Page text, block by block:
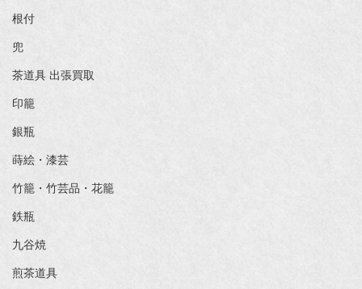
根付
兜
茶道具 出張買取
印籠
銀瓶
蒔絵・漆芸
竹籠・竹芸品・花籠
鉄瓶
九谷焼
煎茶道具